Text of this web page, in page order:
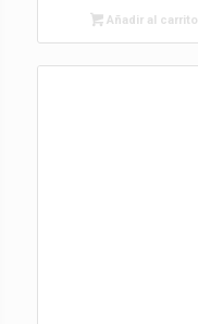
Añadir al carrito